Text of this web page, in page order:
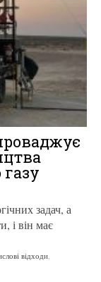
задач, а
і він має
відходи